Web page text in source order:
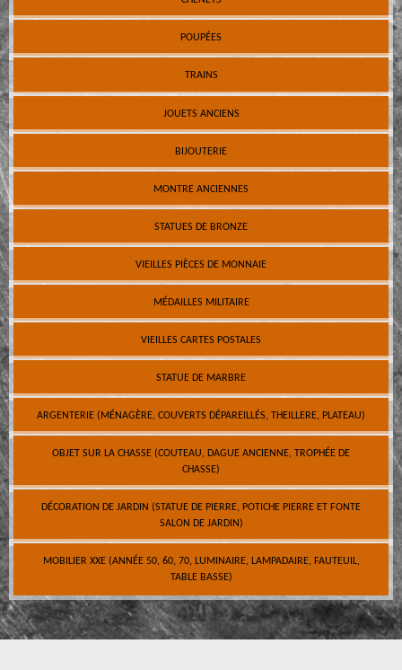
POUPÉES
TRAINS
JOUETS ANCIENS
BIJOUTERIE
MONTRE ANCIENNES
STATUES DE BRONZE
VIEILLES PIÈCES DE MONNAIE
MÉDAILLES MILITAIRE
VIEILLES CARTES POSTALES
STATUE DE MARBRE
ARGENTERIE (MÉNAGÈRE, COUVERTS DÉPAREILLÉS, THEILLERE, PLATEAU)
OBJET SUR LA CHASSE (COUTEAU, DAGUE ANCIENNE, TROPHÉE DE
CHASSE)
DÉCORATION DE JARDIN (STATUE DE PIERRE, POTICHE PIERRE ET FONTE
SALON DE JARDIN)
MOBILIER XXE (ANNÉE 50, 60, 70, LUMINAIRE, LAMPADAIRE, FAUTEUIL,
TABLE BASSE)